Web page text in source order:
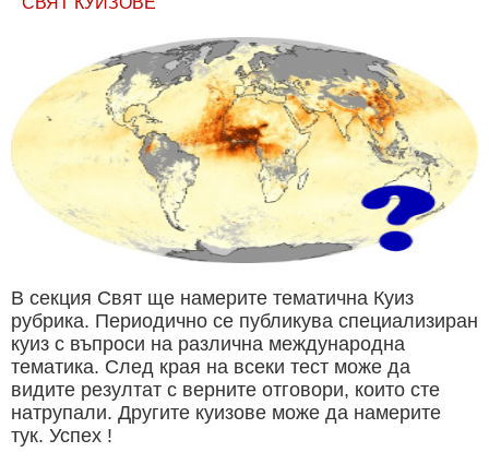
В секция Свят ще намерите тематична Куиз
рубрика. Периодично се публикува специализиран
куиз с въпроси на различна международна
тематика. След края на всеки тест може да
видите резултат с верните отговори, които сте
натрупали. Другите куизове може да намерите
тук. Успех !